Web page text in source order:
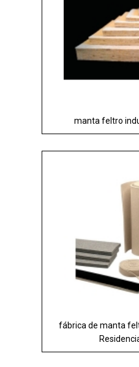
manta feltro
fábrica de manta